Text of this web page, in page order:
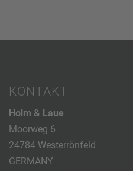
KONTAKT
Holm & Laue
Moorweg 6
24784 Westerrönfeld
GERMANY